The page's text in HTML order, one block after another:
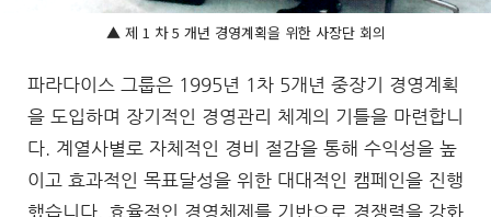
▲ 제 1 차 5 개년 경영계획을 위한 사장단 회의
파라다이스 그룹은 1995년 1차 5개년 중장기 경영계획
을 도입하며 장기적인 경영관리 체계의 기틀을 마련합니
다. 계열사별로 자체적인 경비 절감을 통해 수익성을 높
이고 효과적인 목표달성을 위한 대대적인 캠페인을 진행
했습니다. 효율적인 경영체제를 기반으로 경쟁력을 강화